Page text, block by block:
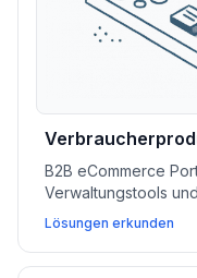
B2B eCommerce
Verwaltungstools
(WMS) unterstützen
von Abläufen und
Geschäftskunden.
Lösungen erkunden